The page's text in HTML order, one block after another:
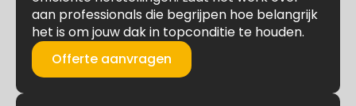
aan professionals die begrijpen hoe belangrijk
het is om jouw dak in topconditie te houden.
Offerte aanvragen